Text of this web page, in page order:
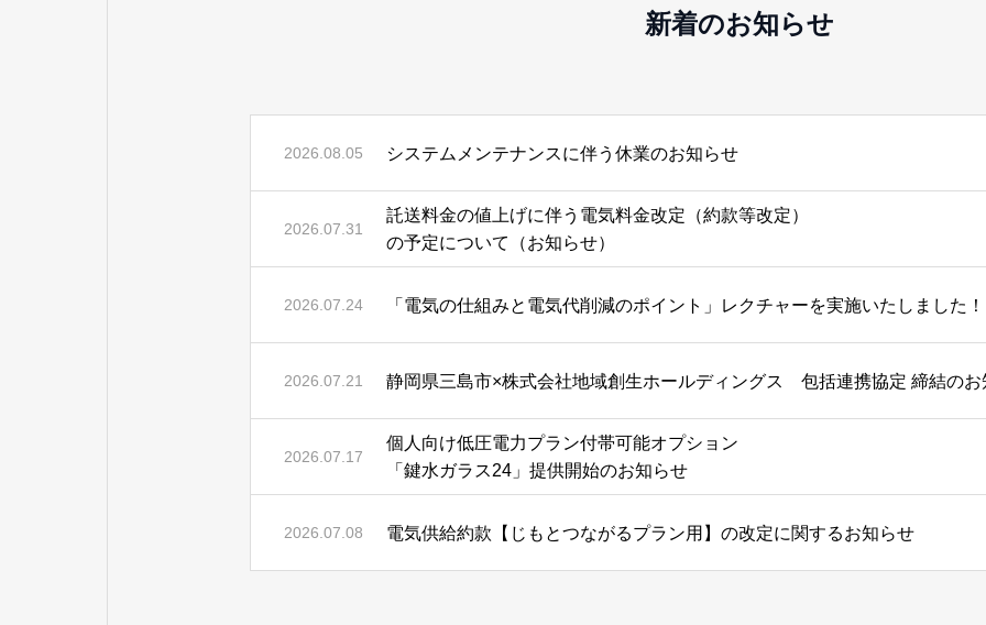
新着のお知らせ
2026.08.05 システムメンテナンスに伴う休業のお知らせ
2026.07.31
託送料金の値上げに伴う電気料金改定（約款等改定）
の予定について（お知らせ）
2026.07.24 「電気の仕組みと電気代削減のポイント」レクチャーを実施いたしました！
2026.07.21 静岡県三島市×株式会社地域創生ホールディングス 包括連携協定 締結のお
2026.07.17
個人向け低圧電力プラン付帯可能オプション
「鍵水ガラス24」提供開始のお知らせ
2026.07.08 電気供給約款【じもとつながるプラン用】の改定に関するお知らせ